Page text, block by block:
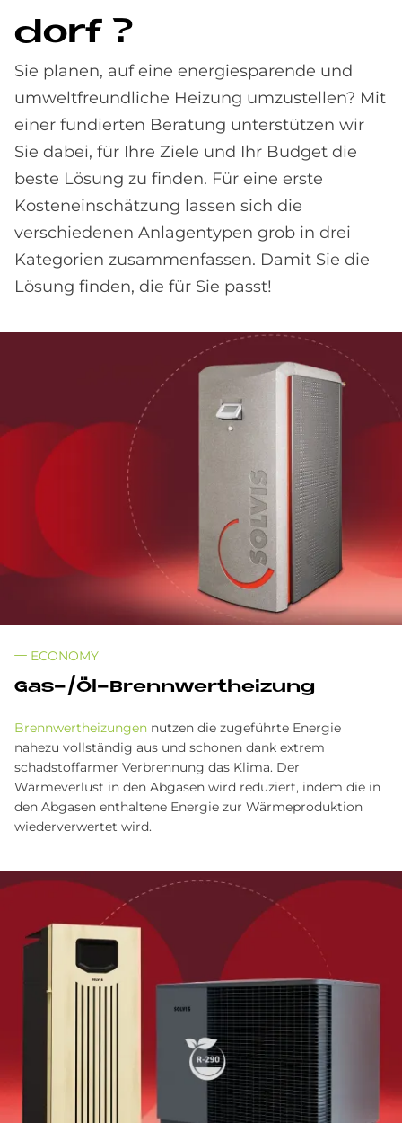
dorf ?
Sie planen, auf eine energiesparende und
umweltfreundliche Heizung umzustellen? Mit
einer fundierten Beratung unterstützen wir
Sie dabei, für Ihre Ziele und Ihr Budget die
beste Lösung zu finden. Für eine erste
Kosteneinschätzung lassen sich die
verschiedenen Anlagentypen grob in drei
Kategorien zusammenfassen. Damit Sie die
Lösung finden, die für Sie passt!
ECONOMY
Gas-/Öl-Brenn­wert­hei­zung
Brennwertheizungen nutzen die zugeführte Energie
nahezu vollständig aus und schonen dank extrem
schadstoffarmer Verbrennung das Klima. Der
Wärmeverlust in den Abgasen wird reduziert, indem die in
den Abgasen enthaltene Energie zur Wärmeproduktion
wiederverwertet wird.